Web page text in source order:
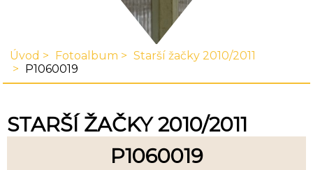
Úvod Fotoalbum
Starší žačky 2010/2011
P1060019
STARŠÍ ŽAČKY 2010/2011
P1060019